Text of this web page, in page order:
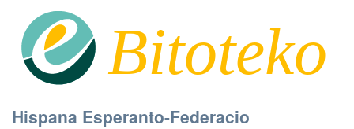
Bitoteko
Hispana Esperanto-Federacio